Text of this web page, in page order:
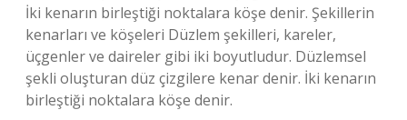
İki kenarın birleştiği noktalara köşe denir. Şekillerin
kenarları ve köşeleri Düzlem şekilleri, kareler,
üçgenler ve daireler gibi iki boyutludur. Düzlemsel
şekli oluşturan düz çizgilere kenar denir. İki kenarın
birleştiği noktalara köşe denir.